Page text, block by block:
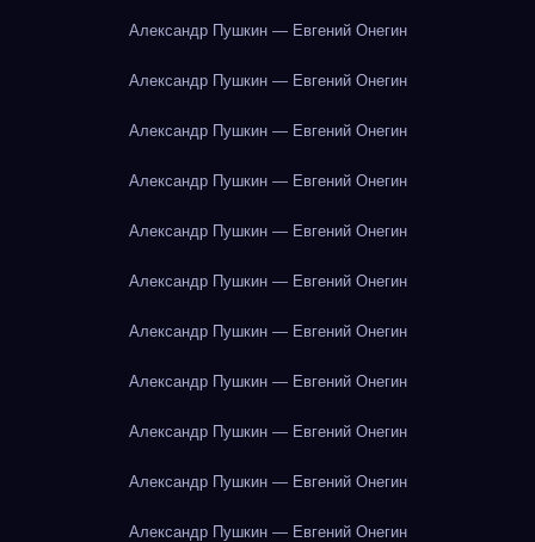
Александр Пушкин — Евгений Онегин
Александр Пушкин — Евгений Онегин
Александр Пушкин — Евгений Онегин
Александр Пушкин — Евгений Онегин
Александр Пушкин — Евгений Онегин
Александр Пушкин — Евгений Онегин
Александр Пушкин — Евгений Онегин
Александр Пушкин — Евгений Онегин
Александр Пушкин — Евгений Онегин
Александр Пушкин — Евгений Онегин
Александр Пушкин — Евгений Онегин